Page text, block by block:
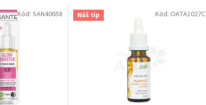
Kód: SAN40658 Náš tip Kód: OATA1027C